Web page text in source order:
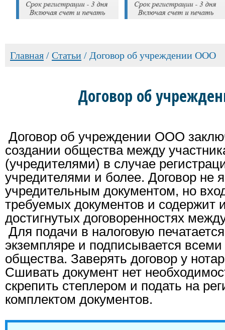
Главная / Cтатьи / Договор об учреждении ООО
Договор об
Договор об учреждении ООО
создании общества между
(учредителями) в случае
учредителями и более. Договор не
учредительным документом, но
требуемых документов и
достигнутых договоренностях
Для подачи в налоговую
экземпляре и подписывается
общества. Заверять договор у
Сшивать документ нет
скрепить степлером и подать на
комплектом документов.